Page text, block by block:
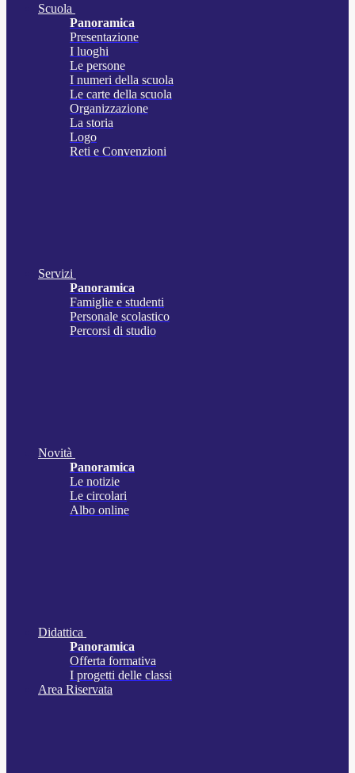
Scuola
Panoramica
Presentazione
I luoghi
Le persone
I numeri della scuola
Le carte della scuola
Organizzazione
La storia
Logo
Reti e Convenzioni
Servizi
Panoramica
Famiglie e studenti
Personale scolastico
Percorsi di studio
Novità
Panoramica
Le notizie
Le circolari
Albo online
Didattica
Panoramica
Offerta formativa
I progetti delle classi
Area Riservata